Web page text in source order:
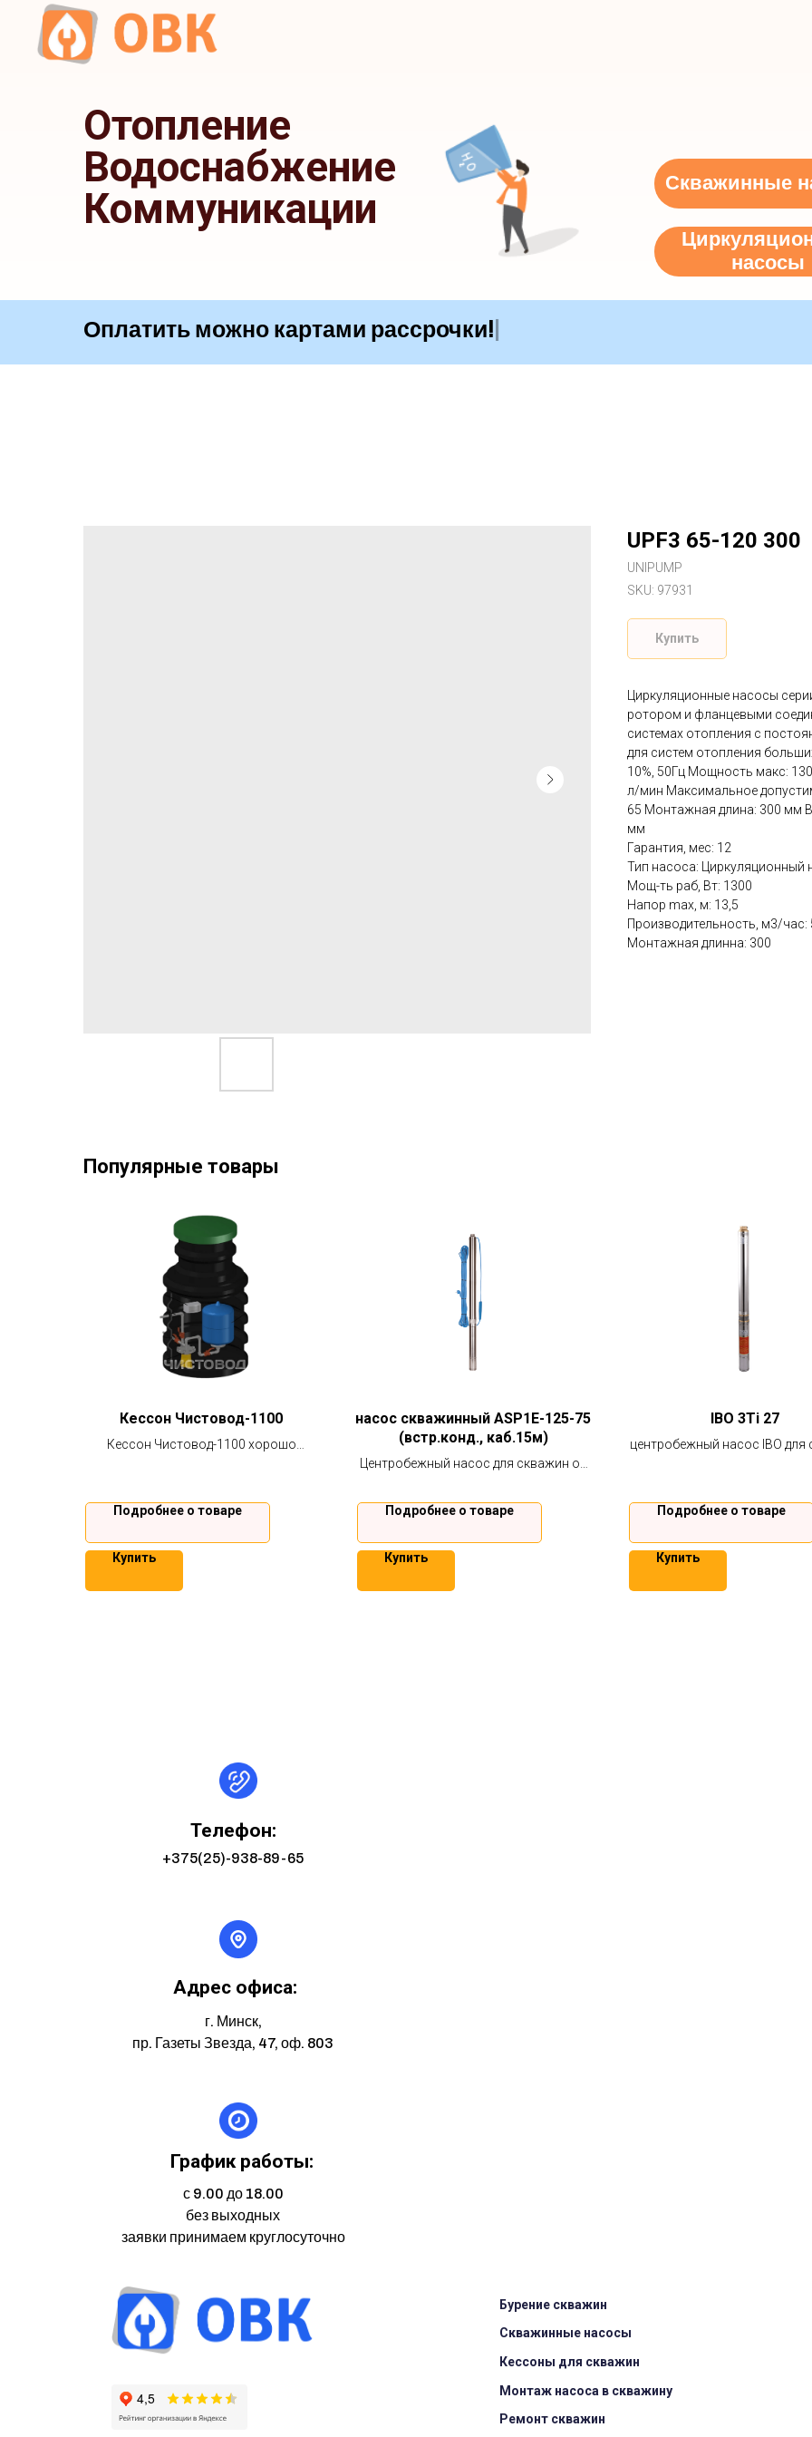
Отопление
Водоснабжение
Коммуникации
Оплатить можно картами |
Скважинные
насосы
UPF3 65-120 300
UNIPUMP
SKU: 97931
Купить
Циркуляционные насосы
ротором и фланцевыми
системах отопления с
для систем отопления
10%, 50Гц Мощность макс:
л/мин Максимальное
65 Монтажная длина: 300 мм
мм
Гарантия, мес: 12
Тип насоса: Циркуляционный
Мощ-ть раб, Вт: 1300
Hапор max, м: 13,5
Производительность, м3/час:
Монтажная длинна: 300
Популярные товары
Кессон Чистовод-1100
Кессон Чистовод-1100 хорошо
низких температур, благодаря своим
конструктивным особенностям.
Гарантия на кессон 2 года.
Подробнее о товаре
Купить
насос скважинный ASP1E-125-75
(встр.конд., каб.15м)
Центробежный насос для скважин от
скважин, колодцев и других водоемов
Гарантия 2 года.
Подробнее о товаре
Купить
IBO 3Ti 27
центробежный насос IBO для
Подробнее о товаре
Купить
Адрес офиса:
г. Минск,
пр. Газеты Звезда, 47, оф. 803
Телефон:
График работы:
+375(25)-938-89-65
с 9.00 до 18.00
без выходных
заявки принимаем круглосуточно
Бурение скважин
Скважинные насосы
Кессоны для скважин
Ремонт скважин
Монтаж насоса в скважину